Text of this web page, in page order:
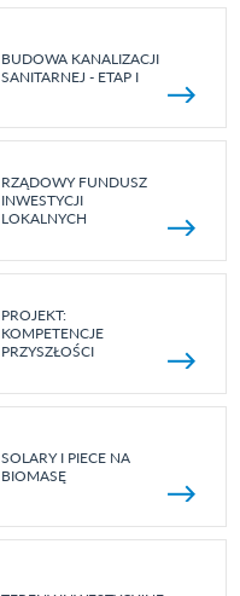
BUDOWA KANALIZACJI
SANITARNEJ - ETAP I
RZĄDOWY FUNDUSZ
INWESTYCJI
LOKALNYCH
PROJEKT:
KOMPETENCJE
PRZYSZŁOŚCI
SOLARY I PIECE NA
BIOMASĘ